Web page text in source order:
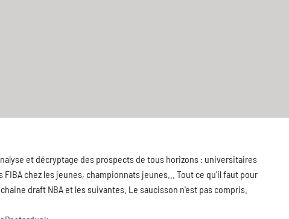
et décryptage des prospects de tous horizons : universitaires
FIBA chez les jeunes, championnats jeunes... Tout ce qu'il faut pour
draft NBA et les suivantes. Le saucisson n'est pas compris.